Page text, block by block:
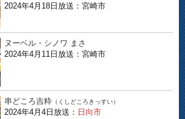
2024年4月18日放送：宮崎市
ヌーベル・シノワ まさ
2024年4月11日放送：宮崎市
串どころ吉粋 （くしどころきっすい）
2024年4月4日放送： 日向市